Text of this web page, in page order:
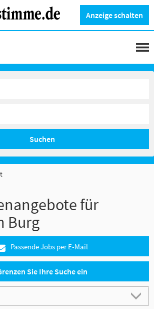
Anzeige schalten
Suchen
für
Burg
Passende Jobs per E-Mail
Sie Ihre Suche ein